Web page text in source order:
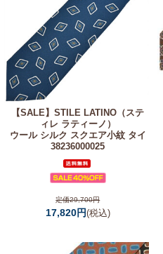
【SALE】STILE LATINO（ステ
ィレ ラティーノ）
ウール シルク スクエア小紋 タイ
38236000025
定価29,700円
17,820円(税込)